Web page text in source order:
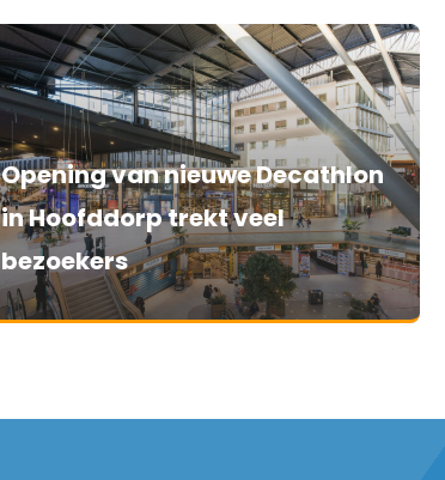
Opening van nieuwe Decathlon
in Hoofddorp trekt veel
bezoekers